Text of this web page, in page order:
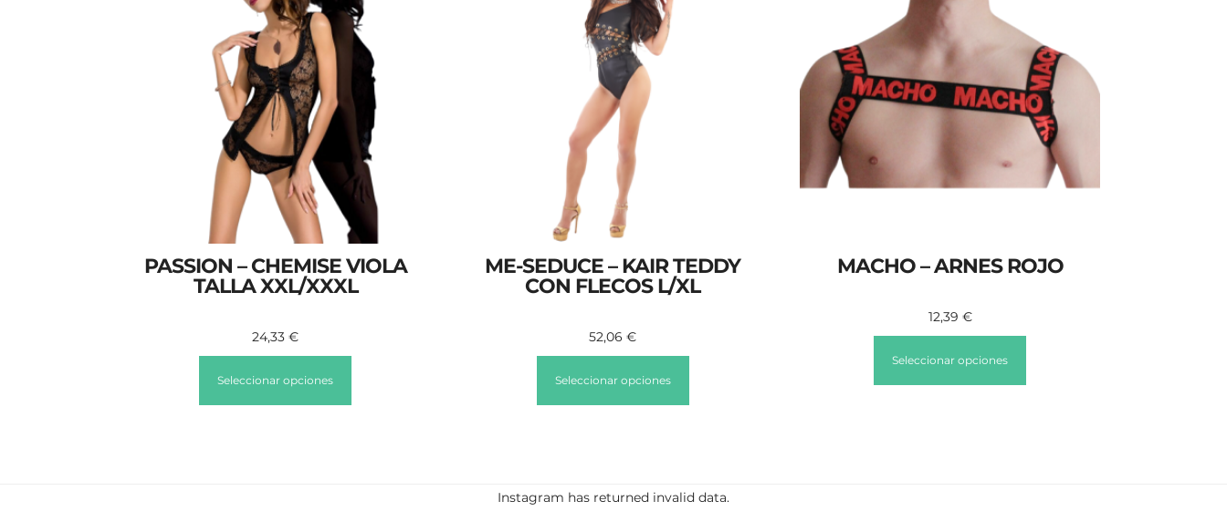
PASSION – CHEMISE VIOLA
TALLA XXL/XXXL
24,33 €
Seleccionar opciones
ME-SEDUCE – KAIR TEDDY
CON FLECOS L/XL
52,06€
Seleccionar opciones
MACHO – ARNES ROJO
12,39 €
Seleccionar opciones
Instagram has returned invalid data.